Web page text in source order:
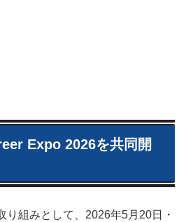
Expo 2026を共同開
り組みとして、2026年5月20日・